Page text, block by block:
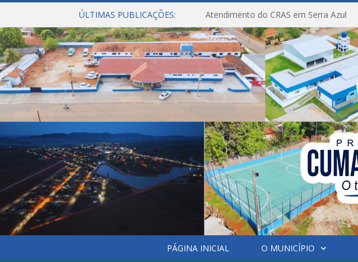
ÚLTIMAS PUBLICAÇÕES: Atendimento do CRAS em Serra Azul
PÁGINA INICIAL O MUNICÍPIO